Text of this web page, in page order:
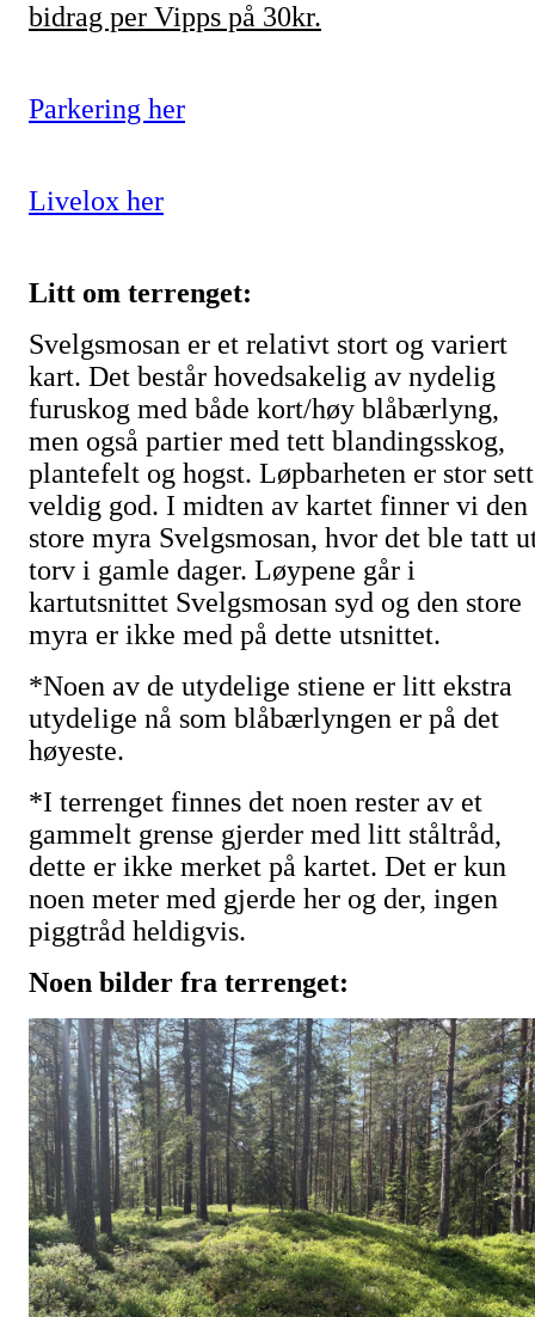
bidrag per Vipps på 30kr.
Parkering her
Livelox her
Litt om terrenget:
Svelgsmosan er et relativt stort og variert
kart. Det består hovedsakelig av nydelig
furuskog med både kort/høy blåbærlyng,
men også partier med tett blandingsskog,
plantefelt og hogst. Løpbarheten er stor sett
veldig god. I midten av kartet finner vi den
store myra Svelgsmosan, hvor det ble tatt
torv i gamle dager. Løypene går i
kartutsnittet Svelgsmosan syd og den store
myra er ikke med på dette utsnittet.
*Noen av de utydelige stiene er litt ekstra
utydelige nå som blåbærlyngen er på det
høyeste.
*I terrenget finnes det noen rester av et
gammelt grense gjerder med litt ståltråd,
dette er ikke merket på kartet. Det er kun
noen meter med gjerde her og der, ingen
piggtråd heldigvis.
Noen bilder fra terrenget: